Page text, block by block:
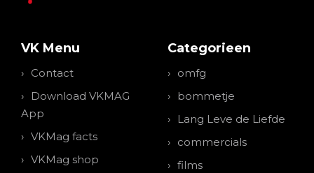
VK Menu
Contact
Download VKMAG
App
VKMag facts
VKMag shop
Categorieen
omfg
bommetje
Lang Leve de Liefde
commercials
films